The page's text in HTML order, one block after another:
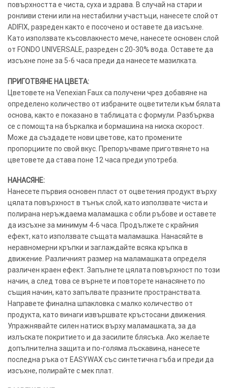
повърхността е чиста, суха и здрава. В случай на стари и
ронливи стени или на нестабилни участъци, нанесете слой от
ADIFIX, разреден както е посочено и оставете да изсъхне.
Като използвате късовлакнесто мече, нанесете основен слой
от FONDO UNIVERSALE, разреден с 20-30% вода. Оставете да
изсъхне поне за 5-6 часа преди да нанесете мазилката.
ПРИГОТВЯНЕ НА ЦВЕТА:
Цветовете на Venexian Faux са получени чрез добавяне на
определено количество от избраните оцветители към бялата
основа, както е показано в таблицата с формули. Разбърква
се с помощта на бъркалка и бормашина на ниска скорост.
Може да създадете нови цветове, като промените
пропорциите по свой вкус. Препоръчваме приготвянето на
цветовете да става поне 12 часа преди употреба.
НАНАСЯНЕ:
Нанесете първия основен пласт от оцветения продукт върху
цялата повърхност в тънък слой, като използвате чиста и
полирана неръждаема маламашка с обли ръбове и оставете
да изсъхне за минимум 4-6 часа. Продължете с крайния
ефект, като използвате същата маламашка. Нанасяйте в
неравномерни кръпки и заглаждайте всяка кръпка в
движение. Различният размер на маламашката определя
различен краен ефект. Запълнете цялата повърхност по този
начин, а след това се върнете и повторете нанасянето по
същия начин, като запълвате празните пространствата.
Направете финална шпакловка с малко количество от
продукта, като винаги извършвате кръстосани движения.
Упражнявайте силен натиск върху маламашката, за да
излъскате покритието и да засилите блясъка. Ако желаете
допълнителна защита и по-голяма лъскавина, нанесете
последна ръка от EASYWAX със синтетична гъба и преди да
изсъхне, полирайте с мек плат.